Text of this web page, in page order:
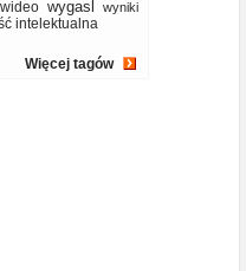
wideo wygasl
wyniki
intelektualna
Więcej tagów